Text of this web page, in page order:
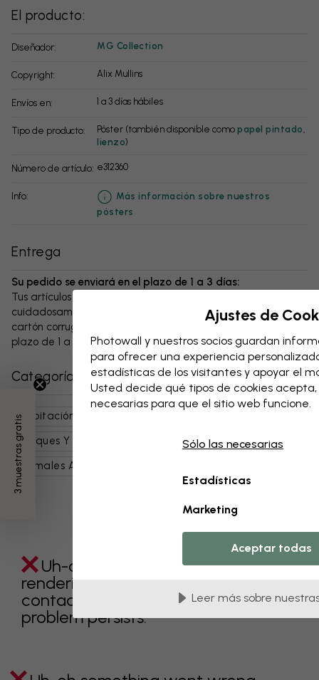
El producto:
Diseñador: MG Collection
Copyright: Alix Mullins
Envíos en: 1 a 3 días hábiles
Tipo de producto: Póster (también disponible como papel pintado
lienzo)
Número de artículo: e312360
info:
Más información sobre nuestros
pósters
Entrega
Su pedido se enviará en el plazo de 1 a 3 días:
Tus artículos y cualquier accesorio se embalan
cuidadosamente y se entregan protegidos en una caja de
cartón corrugado resistente. El paquete se enviará en un
plazo de 1 a 3 días, siempre con gastos de envío gratuitos.
Categorías relacionadas
Habitación Infantil
Bosques Y Árboles
Naturaleza Infantil
Animales Adorables
Uh-oh something went wrong
rendering this component. Please
contact customer support if the
problem persists.
3 muestras gratis
Ajustes de
Photowall y nuestros socios guardan
para ofrecer una experiencia
estadísticas de los visitantes y apoyar el
Usted decide qué tipos de cookies
necesarias para que el sitio web funcione.
Sólo las necesarias
Estadísticas
Marketing
Aceptar todas
Leer más sobre